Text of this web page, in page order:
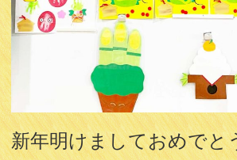
新年明けましておめでと